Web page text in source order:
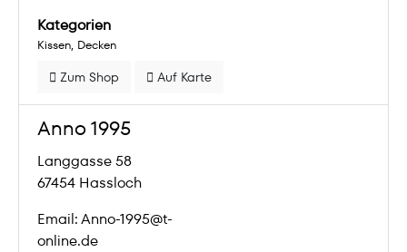
Kategorien
Kissen Decken
Zum Shop Auf Karte
Anno 1995
Langgasse 58
67454 Hassloch
Email: Anno-1995@t-
online.de